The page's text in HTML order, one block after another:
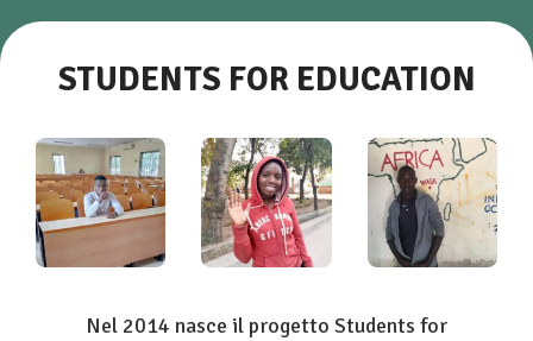
STUDENTS FOR EDUCATION
Nel 2014 nasce il progetto Students for